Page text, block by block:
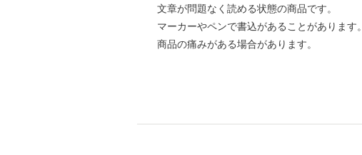
文章が問題なく読める状態の商品です。
マーカーやペンで書込があることがあります。
商品の痛みがある場合があります。